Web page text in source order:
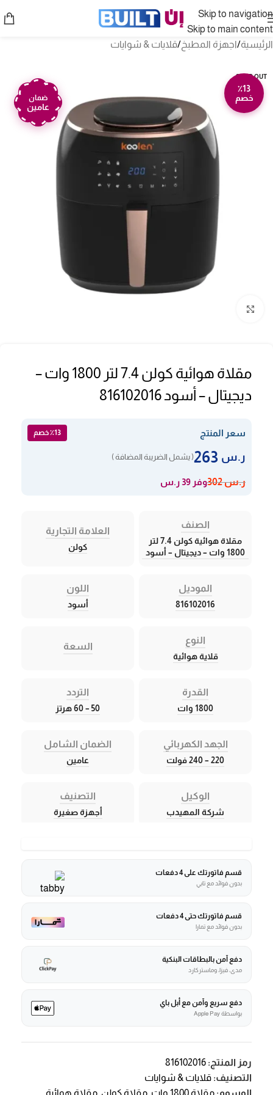
Skip to navigation
Skip to main content
الرئيسية/اجهزة المطبخ/قلايات & شوايات
SOLD OUT
٪13
خصم
ضمان
عامين
مقلاة هوائية كولن 7.4 لتر 1800 وات –
ديجيتال – أسود 816102016
سعر المنتج ٪13 خصم
ر.س ( يشمل الضريبة المضافة )
ر.س302 وفر 39 ر.س
الصنف
مقلاة هوائية كولن 7.4 لتر
1800 وات – ديجيتال – أسود
العلامة التجارية
كولن
الموديل
816102016
اللون
أسود
النوع
قلاية هوائية
السعة
القدرة
1800 وات
التردد
50 – 60 هرتز
الجهد الكهربائي
220 – 240 فولت
الضمان الشامل
عامين
الوكيل
شركة المهيدب
التصنيف
أجهزة صغيرة
قسم فاتورتك على 4 دفعات
بدون فوائد مع تابي
قسم فاتورتك حتى 4 دفعات
بدون فوائد مع تمارا
دفع آمن بالبطاقات البنكية
مدى، فيزا، وماستركارد
دفع سريع وآمن مع أبل باي
بواسطة Apple Pay
رمز المنتج: 816102016
التصنيف: قلايات & شوايات
الوسوم: مقلاة 1800 وات , مقلاة كولن, مقلاة هوائية